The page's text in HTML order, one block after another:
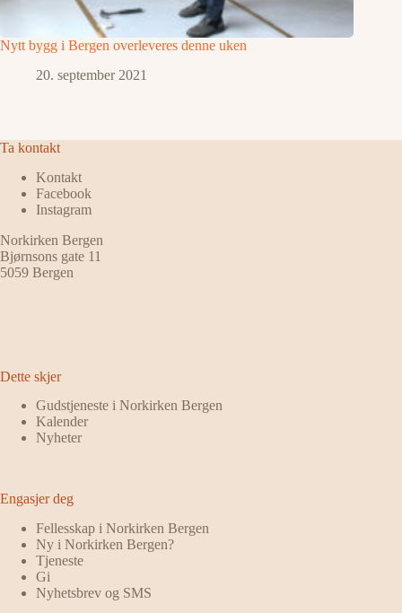
Nytt bygg i Bergen overleveres denne uken
20. september 2021
Ta kontakt
Kontakt
Facebook
Instagram
Norkirken Bergen
Bjørnsons gate 11
5059 Bergen
Dette skjer
Gudstjeneste i Norkirken Bergen
Kalender
Nyheter
Engasjer deg
Fellesskap i Norkirken Bergen
Ny i Norkirken Bergen?
Tjeneste
Gi
Nyhetsbrev og SMS